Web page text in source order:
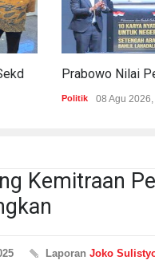
Politik 08 Agu
Kemitraan
Laporan Joko